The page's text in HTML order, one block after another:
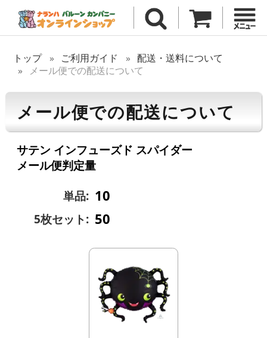
トップ ご利用ガイド
配送・送料について
メール便での配送について
メール便での配送について
サテン インフューズド スパイダー
メール便判定量
単品: 10
5枚セット: 50